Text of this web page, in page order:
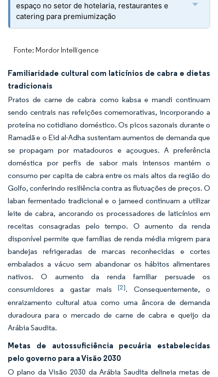
espaço no setor de hotelaria, restaurantes e
catering para premiumização
Fonte: Mordor Intelligence
Familiaridade cultural com laticínios de cabra e dietas
tradicionais
Pratos de carne de cabra como kabsa e mandi continuam
sendo centrais nas refeições comemorativas, incorporando a
proteína no cotidiano doméstico. Os picos sazonais durante o
Ramadã e o Eid al-Adha sustentam aumentos de demanda que
se propagam por matadouros e açougues. A preferência
doméstica por perfis de sabor mais intensos mantém o
consumo per capita de cabra entre os mais altos da região do
Golfo, conferindo resiliência contra as flutuações de preços. O
laban fermentado tradicional e o jameed continuam a utilizar
leite de cabra, ancorando os processadores de laticínios em
receitas consagradas pelo tempo. O aumento da renda
disponível permite que famílias de renda média migrem para
bandejas refrigeradas de marcas reconhecidas e cortes
embalados a vácuo sem abandonar os hábitos alimentares
nativos. O aumento da renda familiar persuade os
consumidores a gastar mais[2]. Consequentemente, o
enraizamento cultural atua como uma âncora de demanda
duradoura para o mercado de carne de cabra e queijo da
Arábia Saudita.
Metas de autossuficiência pecuária estabelecidas
pelo governo para a Visão 2030
O plano da Visão 2030 da Arábia Saudita delineia metas de